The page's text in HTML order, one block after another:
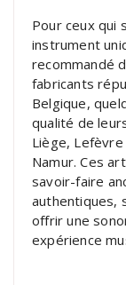
Pour ceux qui
instrument
recommandé
fabricants
Belgique,
qualité de
Liège,
Namur. Ces
savoir-faire
authentiques,
offrir une
expérience